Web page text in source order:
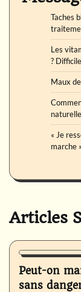
Taches
Les
?
Maux
« Je
marche
Articles
Nutrition
Peut-on
sans